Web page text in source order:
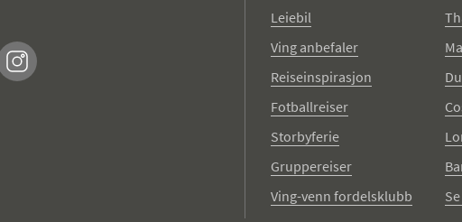
Instagram
Leiebil
Ving anbefaler
Reiseinspirasjon
Fotballreiser
Storbyferie
Gruppereiser
Ving-venn fordelsklubb